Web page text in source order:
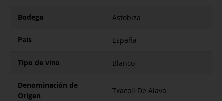
Bodega Astobiza
Pais España
Tipo de vino Blanco
Denominación de
Origen
Txacoli De Alava